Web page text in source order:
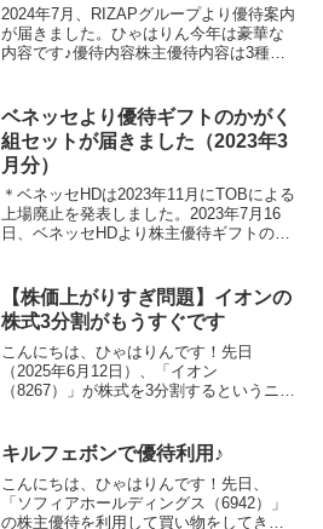
2024年7月、RIZAPグループより優待案内
が届きました。ひゃはりん今年は豪華な
内容です♪優待内容株主優待内容は3種類
トから商品を選択する事ができます。400
株以上1...
ベネッセより優待ギフトのかがく
組セットが届きました（2023年3
月分）
＊ベネッセHDは2023年11月にTOBによる
上場廃止を発表しました。2023年7月16
日、ベネッセHDより株主優待ギフトのか
だと思います優待内容年に2回、株主優待
カタ...
【株価上がりすぎ問題】イオンの
株式3分割がもうすぐです
こんにちは、ひゃはりんです！先日
（2025年6月12日）、「イオン
（8267）」が株式を3分割するというニュ
昇の一途をたどっています！ここで改め
てイオンの株式分割の内容...
キルフェボンで優待利用♪
こんにちは、ひゃはりんです！先日、
「ソフィアホールディングス（6942）」
の株主優待を利用して買い物をしてきま